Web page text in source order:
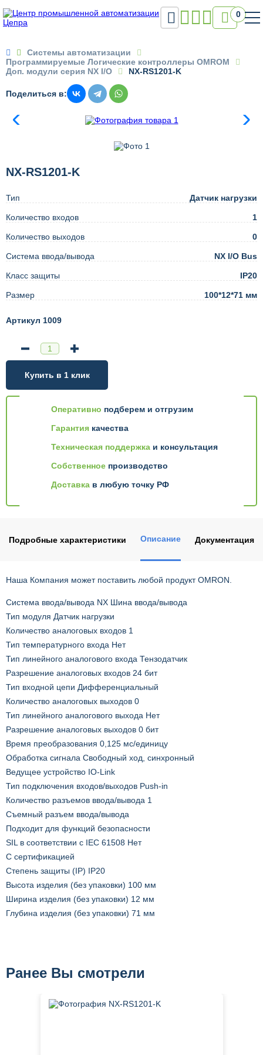
 0

Системы автоматизации
Программируемые Логические контроллеры OMROM
Доп. модули серия NX I/O
NX-RS1201-K
Поделиться в:
NX-RS1201-K
Тип Датчик нагрузки
Количество входов 1
Количество выходов 0
Система ввода/вывода NX I/O Bus
Класс защиты IP20
Размер 100*12*71 мм
Артикул 1009
Оперативно подберем и отгрузим
Гарантия качества
Техническая поддержка и консультация
Собственное производство
Доставка в любую точку РФ
Купить в 1 клик
Подробные характеристики Описание Документация
Наша Компания может поставить любой продукт OMRON.
Система ввода/вывода NX Шина ввода/вывода
Тип модуля Датчик нагрузки
Количество аналоговых входов 1
Тип температурного входа Нет
Тип линейного аналогового входа Тензодатчик
Разрешение аналоговых входов 24 бит
Тип входной цепи Дифференциальный
Количество аналоговых выходов 0
Тип линейного аналогового выхода Нет
Разрешение аналоговых выходов 0 бит
Время преобразования 0,125 мс/единицу
Обработка сигнала Свободный ход, синхронный
Ведущее устройство IO-Link
Тип подключения входов/выходов Push-in
Количество разъемов ввода/вывода 1
Съемный разъем ввода/вывода
Подходит для функций безопасности
SIL в соответствии с IEC 61508 Нет
С сертификацией
Степень защиты (IP) IP20
Высота изделия (без упаковки) 100 мм
Ширина изделия (без упаковки) 12 мм
Глубина изделия (без упаковки) 71 мм
Ранее Вы смотрели